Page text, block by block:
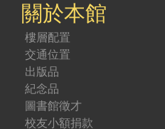
關於本館
樓層配置
交通位置
出版品
紀念品
圖書館徵才
校友小額捐款